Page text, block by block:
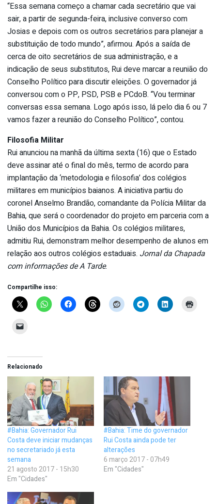
“Essa semana começo a chamar cada secretário que vai
sair, a partir de segunda-feira, inclusive converso com
Josias e depois com os outros secretários para planejar a
substituição de todo mundo”, afirmou. Após a saída de
cerca de oito secretários de sua administração, e a
indicação de seus substitutos, Rui deve marcar a reunião do
Conselho Político para discutir eleições. O governador já
conversou com o PP, PSD, PSB e PCdoB. “Vou terminar
conversas essa semana. Logo após isso, lá pelo dia 6 ou 7
vamos fazer a reunião do Conselho Político”, contou.
Filosofia Militar
Rui anunciou na manhã da última sexta (16) que o Estado
deve assinar até o final do mês, termo de acordo para
implantação da ‘metodologia e filosofia’ dos colégios
militares em municípios baianos. A iniciativa partiu do
coronel Anselmo Brandão, comandante da Polícia Militar da
Bahia, que será o coordenador do projeto em parceria com a
União dos Municípios da Bahia. Os colégios militares,
admitiu Rui, demonstram melhor desempenho de alunos em
relação aos outros colégios estaduais. Jornal da Chapada
com informações de A Tarde.
Compartilhe isso:
Relacionado
#Bahia: Governador Rui
Costa deve iniciar mudanças
no secretariado já esta
semana
21 agosto 2017 - 15h30
Em "Cidades"
#Bahia: Time do governador
Rui Costa ainda pode ter
alterações
6 março 2017 - 07h49
Em "Cidades"